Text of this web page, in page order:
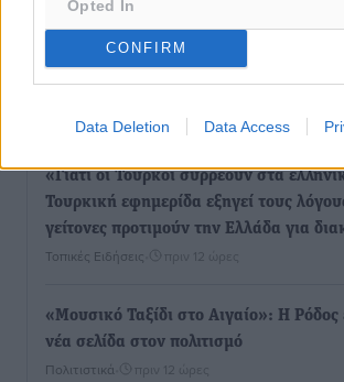
Opted In
CONFIRM
Data Deletion Data Access
Ποιοι φοιτητές μπορούν να λάβουν
στέγη έως 2.500 ευρώ
πριν 12 ώρες
«Γιατί οι Τούρκοι συρρέουν στα
Τουρκική εφημερίδα εξηγεί τους
γείτονες προτιμούν την Ελλάδα για
Τοπικές Ειδήσεις πριν 12 ώρες
«Μουσικό Ταξίδι στο Αιγαίο»: Η Ρόδος
νέα σελίδα στον πολιτισμό
Πολιτιστικά πριν 12 ώρες